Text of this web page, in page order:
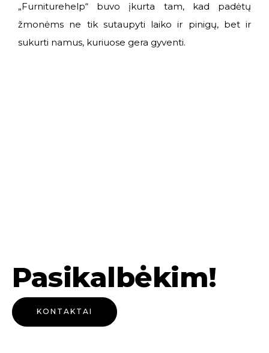
„Furniturehelp“ buvo įkurta tam, kad padėtų
žmonėms ne tik sutaupyti laiko ir pinigų, bet ir
sukurti namus, kuriuose gera gyventi.
Pasikalbėkim!
KONTAKTAI